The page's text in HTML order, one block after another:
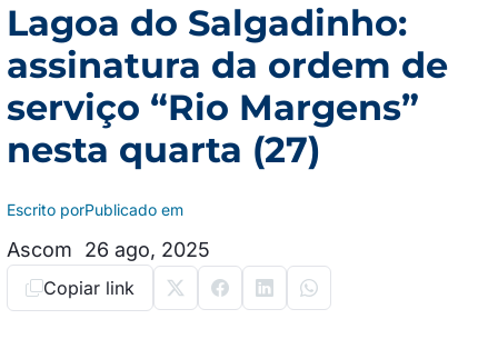
Lagoa do Salgadinho:
assinatura da ordem de
serviço “Rio Margens”
nesta quarta (27)
Escrito por
Ascom
Publicado em
26 ago, 2025
Copiar link